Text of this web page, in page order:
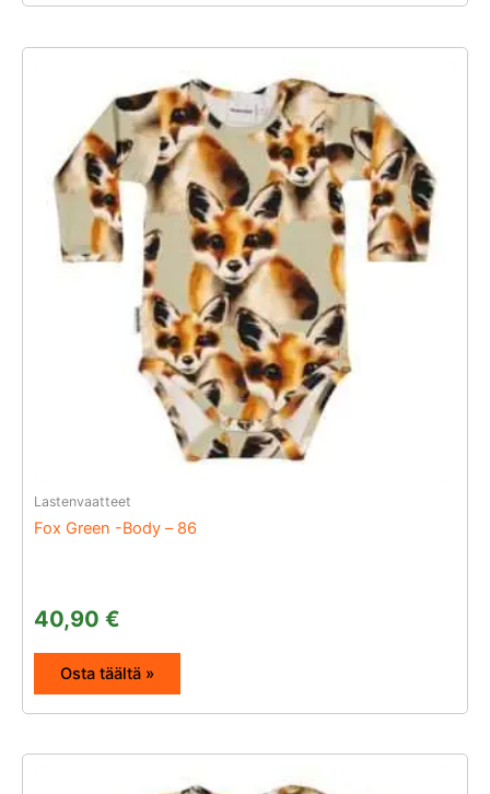
Lastenvaatteet
Fox Green -Body – 86
40,90 €
Osta täältä »